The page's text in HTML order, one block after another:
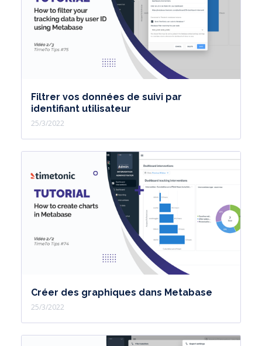
Filtrer vos données de suivi par
identifiant utilisateur
25/3/2022
Créer des graphiques dans Metabase
25/3/2022